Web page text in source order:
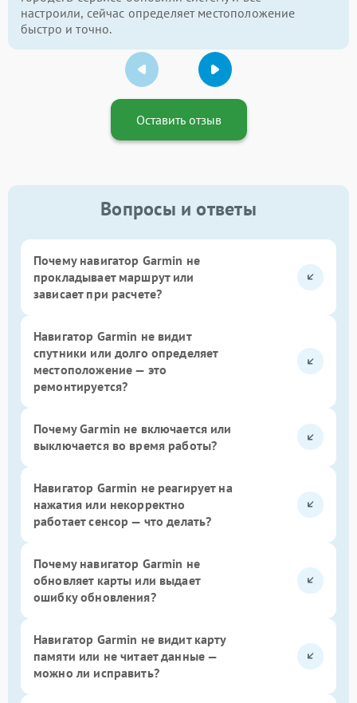
настроили, сейчас определяет местоположение
быстро и точно.
Оставить отзыв
Вопросы и ответы
Почему навигатор Garmin не
прокладывает маршрут или
зависает при расчете?
Навигатор Garmin не видит
спутники или долго определяет
местоположение — это
ремонтируется?
Почему Garmin не включается или
выключается во время работы?
Навигатор Garmin не реагирует на
нажатия или некорректно
работает сенсор — что делать?
Почему навигатор Garmin не
обновляет карты или выдает
ошибку обновления?
Навигатор Garmin не видит карту
памяти или не читает данные —
можно ли исправить?